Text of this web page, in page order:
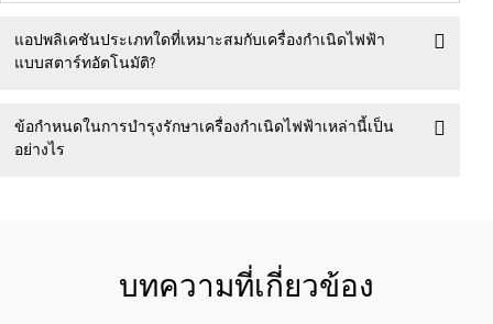
แอปพลิเคชันประเภทใดที่เหมาะสมกับเครื่องกำเนิดไฟฟ้า
แบบสตาร์ทอัตโนมัติ?
ข้อกำหนดในการบำรุงรักษาเครื่องกำเนิดไฟฟ้าเหล่านี้เป็น
อย่างไร
บทความที่เกี่ยวข้อง